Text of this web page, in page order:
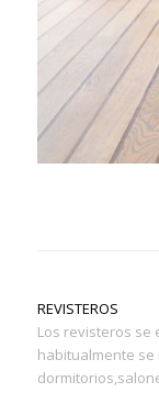
REVISTEROS
Los revisteros se
habitualmente se